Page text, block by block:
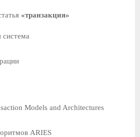
«транзакция»
система
Models and Architectures
ARIES